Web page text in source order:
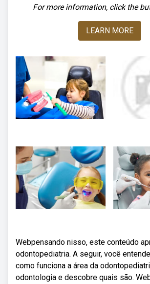
For more information, click the
LEARN MORE
Webpensando nisso, este conteúdo
odontopediatria. A seguir, você
como funciona a área da
odontologia e descobre quais são.